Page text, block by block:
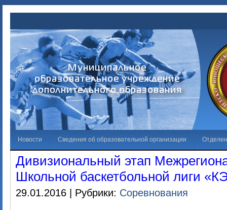
Новости Сведения об образовательной организации
Обращения граждан Решаем вместе Галерея
Лучший спортсмен
Дивизиональный этап
Школьной баскетбольной лиги
29.01.2016 | Рубрики: Соревнования